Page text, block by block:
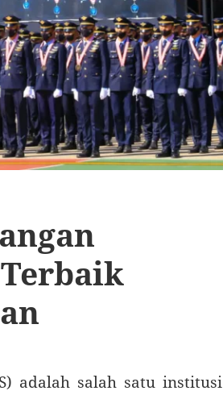
adalah salah satu institusi